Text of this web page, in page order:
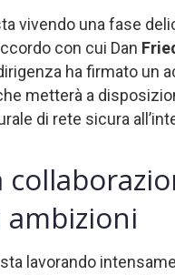
vivendo una fase
con cui Dan
ha firmato un
metterà a
di rete sicura
lavorando